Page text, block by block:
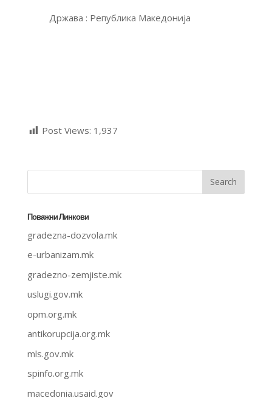
Држава : Република Македонија
Post Views: 1,937
Поважни Линкови
gradezna-dozvola.mk
e-urbanizam.mk
gradezno-zemjiste.mk
uslugi.gov.mk
opm.org.mk
antikorupcija.org.mk
mls.gov.mk
spinfo.org.mk
macedonia.usaid.gov